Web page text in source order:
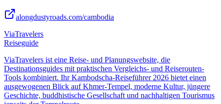
alongdustyroads.com/cambodia
ViaTravelers
Reiseguide
ViaTravelers ist eine Reise- und Planungswebsite, die
Destinationsguides mit praktischen Vergleichs- und Reiserouten-
Tools kombiniert. Ihr Kambodscha-Reiseführer 2026 bietet einen
ausgewogenen Blick auf Khmer-Tempel, moderne Kultur, jüngere
Geschichte, buddhistische Gesellschaft und nachhaltigen Tourismus